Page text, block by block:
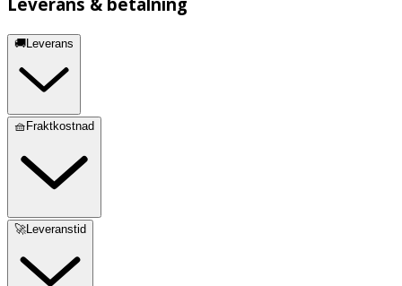
🚚Leverans
🧺Fraktkostnad
🚀Leveranstid